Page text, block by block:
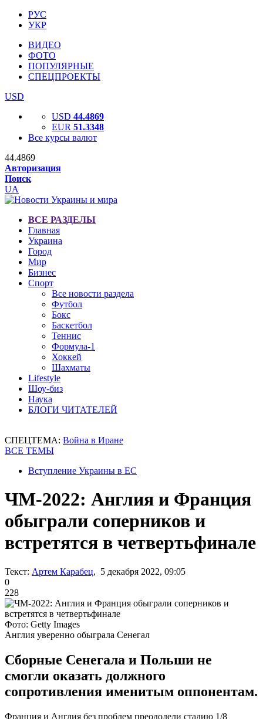
РУС
УКР
ВИДЕО
ФОТО
ПОПУЛЯРНЫЕ
СПЕЦПРОЕКТЫ
USD
USD 44.4869
EUR 51.3348
Все курсы валют
44.4869
Авторизация
Поиск
UA
ВСЕ РАЗДЕЛЫ
Главная
Украина
Город
Мир
Бизнес
Спорт
Все новости раздела
Футбол
Бокс
Баскетбол
Теннис
Формула-1
Хоккей
Шахматы
Lifestyle
Шоу-биз
Наука
БЛОГИ ЧИТАТЕЛЕЙ
СПЕЦТЕМА: Война в Иране
ВСЕ ТЕМЫ
Вступление Украины в ЕС
ЧМ-2022: Англия и Франция
обыграли соперников и
встретятся в четвертьфинале
Текст: Артем Карабец, 5 декабря 2022, 09:05
0
228
Фото: Getty Images
Англия уверенно обыграла Сенегал
Сборные Сенегала и Польши не
смогли оказать должного
сопротивления именитым оппонентам.
Франция и Англия без проблем преодолели стадию 1/8